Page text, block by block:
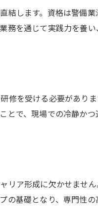
します。資格は警備
を通じて実践力を養
を受ける必要があり
で、現場での冷静か
ア形成に欠かせませ
基礎となり、専門性